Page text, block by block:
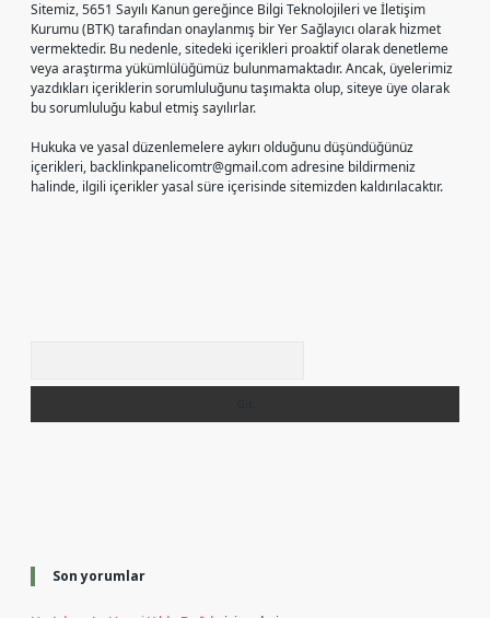
Sitemiz, 5651 Sayılı Kanun gereğince Bilgi Teknolojileri ve İletişim
Kurumu (BTK) tarafından onaylanmış bir Yer Sağlayıcı olarak hizmet
vermektedir. Bu nedenle, sitedeki içerikleri proaktif olarak denetleme
veya araştırma yükümlülüğümüz bulunmamaktadır. Ancak, üyelerimiz
yazdıkları içeriklerin sorumluluğunu taşımakta olup, siteye üye olarak
bu sorumluluğu kabul etmiş sayılırlar.
Hukuka ve yasal düzenlemelere aykırı olduğunu düşündüğünüz
içerikleri, backlinkpanelicomtr@gmail.comadresine bildirmeniz
halinde, ilgili içerikler yasal süre içerisinde sitemizden kaldırılacaktır.
Son yorumlar